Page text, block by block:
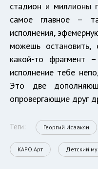
стадион и миллионы
самое главное –
исполнения,
можешь остановить,
какой-то фрагмент
исполнение тебе
Это две
опровергающие друг
Теги: Георгий Исаакян
КАРО.Арт Детский